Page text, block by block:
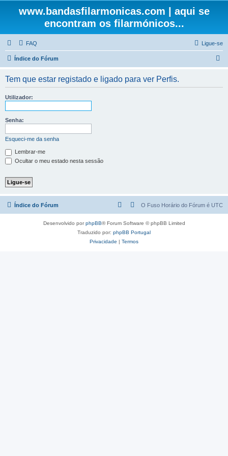
www.bandasfilarmonicas.com | aqui se
encontram os filarmónicos...
FAQ Ligue-se
Índice do Fórum
Tem que estar registado e ligado para ver Perfis.
Utilizador:
Senha:
Esqueci-me da senha
Lembrar-me
Ocultar o meu estado nesta sessão
Índice do Fórum O Fuso Horário do Fórum é UTC
Desenvolvido porphpBB® Forum Software © phpBB Limited
Traduzido por: phpBB Portugal
Privacidade | Termos